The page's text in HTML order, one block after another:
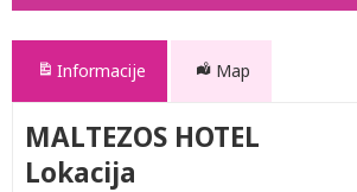
Informacije Map
MALTEZOS HOTEL
Lokacija